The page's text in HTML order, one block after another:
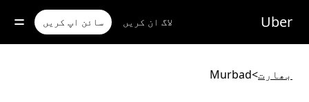
مواد
جائیں
Uber لاگ ان کریں سائن اپ کریں
بھارت>
Murbad